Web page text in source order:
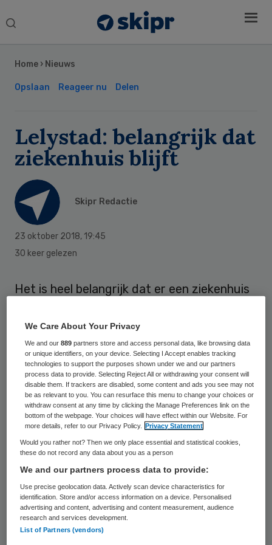
Search
Home › Nieuws
Opslaan Reageer nu Delen
Lelystad: belangrijk dat
ziekenhuis blijft
Skipr Redactie
23 oktober 2018, 19:45
30 keer gelezen
Het is heel belangrijk dat er een ziekenhuis
en de omliggende gemeenten”. Daarom is
het ook belangrijk dat patiënten en
medewerkers van de
IJsselmeerziekenhuizen snel duidelijkheid
hebben. Dat zegt de gemeente Lelystad.
Ook de provincie Flevoland wil “op korte
In Lelystad staat de hoofdvestiging van de
MC IJsselmeerziekenhuizen. Die heeft
uitstel van betaling aangevraagd, evenals
MC Slotervaart in Amsterdam. Volgens een
woordvoerder stoppen zorgverzekeraar
Sidebar
We Care About Your Privacy
We and our889 partners store and access personal data, like browsing data
or unique identifiers, on your device. Selecting I Accept enables tracking
technologies to support the purposes shown under we and our partners
process data to provide. Selecting Reject All or withdrawing your consent will
disable them. If trackers are disabled, some content and ads you see may not
be as relevant to you. You can resurface this menu to change your choices or
withdraw consent at any time by clicking the Manage Preferences link on the
bottom of the webpage. Your choices will have effect within our Website. For
more details, refer to our Privacy Policy.
Privacy Statement
Would you rather not? Then we only place essential and statistical cookies,
these do not record any data about you as a person
We and our partners process data to provide:
Use precise geolocation data. Actively scan device characteristics for
identification. Store and/or access information on a device. Personalised
advertising and content, advertising and content measurement, audience
research and services development.
List of Partners (vendors)